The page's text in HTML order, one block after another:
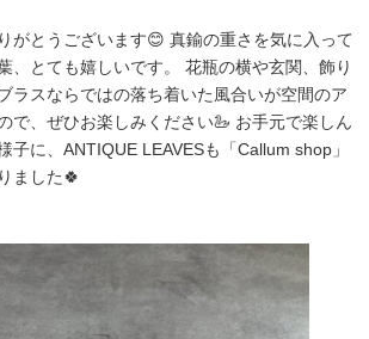
がとうございます😊 真鍮の重さを気に入って
、とても嬉しいです。 花瓶の横や玄関、飾り
ラスならではの落ち着いた風合いが空間のア
で、ぜひお楽しみください🦢 お手元で楽しん
子に、ANTIQUE LEAVESも「Callum shop」
ました🍀